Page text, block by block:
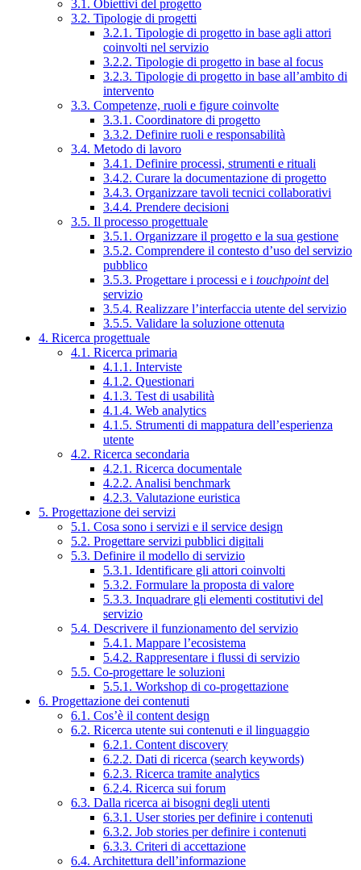
3.1. Obiettivi del progetto
3.2. Tipologie di progetti
3.2.1. Tipologie di progetto in base agli attori
coinvolti nel servizio
3.2.2. Tipologie di progetto in base al focus
3.2.3. Tipologie di progetto in base all’ambito di
intervento
3.3. Competenze, ruoli e figure coinvolte
3.3.1. Coordinatore di progetto
3.3.2. Definire ruoli e responsabilità
3.4. Metodo di lavoro
3.4.1. Definire processi, strumenti e rituali
3.4.2. Curare la documentazione di progetto
3.4.3. Organizzare tavoli tecnici collaborativi
3.4.4. Prendere decisioni
3.5. Il processo progettuale
3.5.1. Organizzare il progetto e la sua gestione
3.5.2. Comprendere il contesto d’uso del servizio
pubblico
3.5.3. Progettare i processi e i touchpointdel
servizio
3.5.4. Realizzare l’interfaccia utente del servizio
3.5.5. Validare la soluzione ottenuta
4. Ricerca progettuale
4.1. Ricerca primaria
4.1.1. Interviste
4.1.2. Questionari
4.1.3. Test di usabilità
4.1.4. Web analytics
4.1.5. Strumenti di mappatura dell’esperienza
utente
4.2. Ricerca secondaria
4.2.1. Ricerca documentale
4.2.2. Analisi benchmark
4.2.3. Valutazione euristica
5. Progettazione dei servizi
5.1. Cosa sono i servizi e il service design
5.2. Progettare servizi pubblici digitali
5.3. Definire il modello di servizio
5.3.1. Identificare gli attori coinvolti
5.3.2. Formulare la proposta di valore
5.3.3. Inquadrare gli elementi costitutivi del
servizio
5.4. Descrivere il funzionamento del servizio
5.4.1. Mappare l’ecosistema
5.4.2. Rappresentare i flussi di servizio
5.5. Co-progettare le soluzioni
5.5.1. Workshop di co-progettazione
6. Progettazione dei contenuti
6.1. Cos’è il content design
6.2. Ricerca utente sui contenuti e il linguaggio
6.2.1. Content discovery
6.2.2. Dati di ricerca (search keywords)
6.2.3. Ricerca tramite analytics
6.2.4. Ricerca sui forum
6.3. Dalla ricerca ai bisogni degli utenti
6.3.1. User stories per definire i contenuti
6.3.2. Job stories per definire i contenuti
6.3.3. Criteri di accettazione
6.4. Architettura dell’informazione